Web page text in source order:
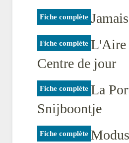
Fiche complète
Fiche complète L'Aire
Centre de jour
Fiche complète La
Snijboontje
Fiche complète